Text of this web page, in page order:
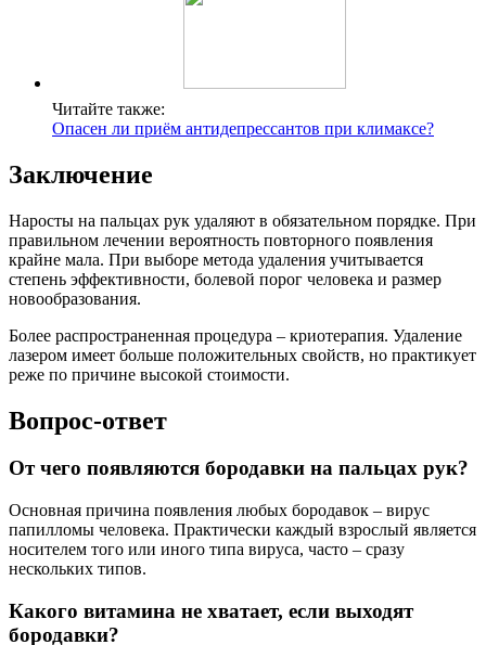
Читайте также:
Опасен ли приём антидепрессантов при климаксе?
Заключение
Наросты на пальцах рук удаляют в обязательном порядке. При
правильном лечении вероятность повторного появления
крайне мала. При выборе метода удаления учитывается
степень эффективности, болевой порог человека и размер
новообразования.
Более распространенная процедура – криотерапия. Удаление
лазером имеет больше положительных свойств, но практикует
реже по причине высокой стоимости.
Вопрос-ответ
От чего появляются бородавки на пальцах рук?
Основная причина появления любых бородавок – вирус
папилломы человека. Практически каждый взрослый является
носителем того или иного типа вируса, часто – сразу
нескольких типов.
Какого витамина не хватает, если выходят
бородавки?